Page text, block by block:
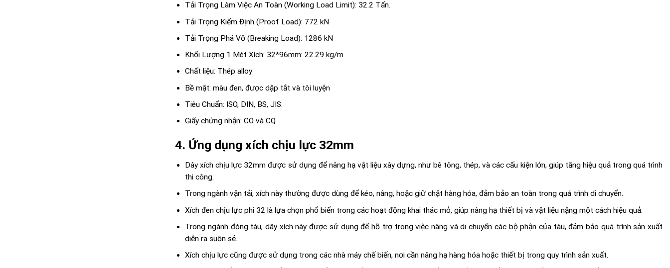
Tải Trọng Làm Việc An Toàn (Working Load Limit): 32.2 Tấn.
Tải Trọng Kiểm Định (Proof Load): 772 kN
Tải Trọng Phá Vỡ (Breaking Load): 1286 kN
Khối Lượng 1 Mét Xích: 32*96mm: 22.29 kg/m
Chất liệu: Thép alloy
Bề mặt: màu đen, được dập tắt và tôi luyện
Tiêu Chuẩn: ISO, DIN, BS, JIS.
Giấy chứng nhận: CO và CQ
4. Ứng dụng xích chịu lực 32mm
Dây xích chịu lực 32mm được sử dụng để nâng hạ vật liệu xây dựng, như bê tông, thép, và các cấu kiện lớn, giúp tăng hiệu quả trong quá trình
thi công.
Trong ngành vận tải, xích này thường được dùng để kéo, nâng, hoặc giữ chặt hàng hóa, đảm bảo an toàn trong quá trình di chuyển.
Xích đen chịu lực phi 32 là lựa chọn phổ biến trong các hoạt động khai thác mỏ, giúp nâng hạ thiết bị và vật liệu nặng một cách hiệu quả.
Trong ngành đóng tàu, dây xích này được sử dụng để hỗ trợ trong việc nâng và di chuyển các bộ phận của tàu, đảm bảo quá trình sản xuất
diễn ra suôn sẻ.
Xích chịu lực cũng được sử dụng trong các nhà máy chế biến, nơi cần nâng hạ hàng hóa hoặc thiết bị trong quy trình sản xuất.